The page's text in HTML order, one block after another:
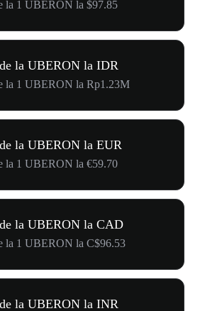
la 1 UBERON la $97.85
la UBERON la IDR
la 1 UBERON la Rp1.23M
la UBERON la EUR
la 1 UBERON la €59.70
la UBERON la CAD
la 1 UBERON la C$96.53
la UBERON la INR